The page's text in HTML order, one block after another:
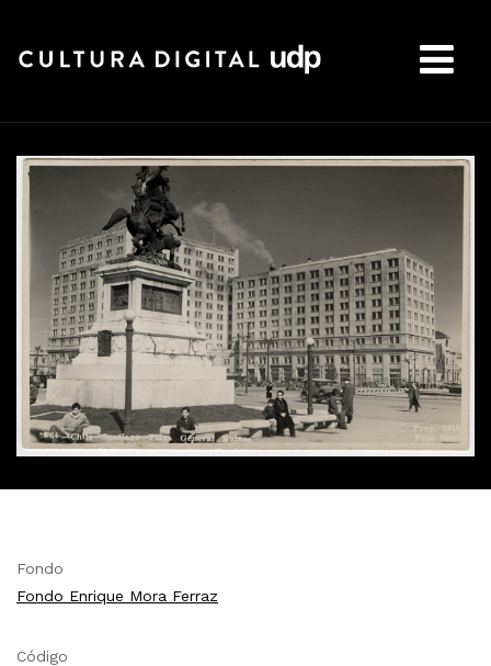
Fondo
Fondo Enrique Mora Ferraz
Código